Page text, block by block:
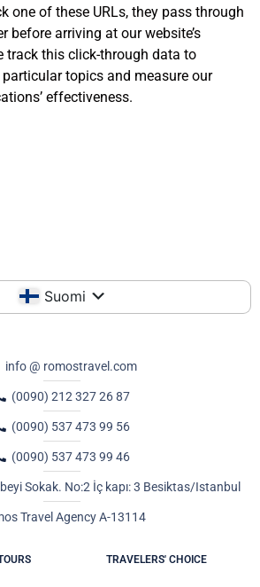
one of these URLs, they pass through
before arriving at our website’s
track this click-through data to
topics and measure our
effectiveness.
Suomi
info @ romostravel.com
(0090) 212 327 26 87
(0090) 537 473 99 56
(0090) 537 473 99 46
Sokak. No:2 İç kapı: 3 Besiktas/Istanbul
Travel Agency A-13114
TRAVELERS' CHOICE